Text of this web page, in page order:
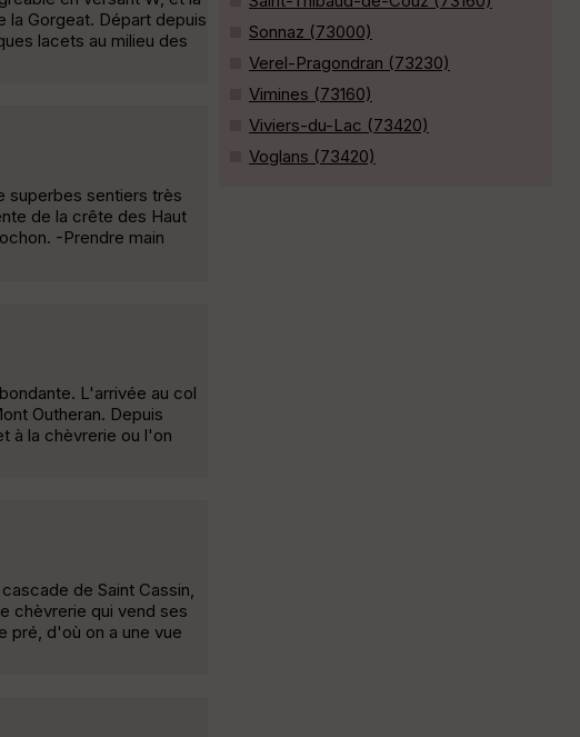
la Gorgeat. Départ depuis
lacets au milieu des
superbes sentiers très
de la crête des Haut
-Prendre main
L'arrivée au col
Outheran. Depuis
à la chèvrerie ou l'on
de Saint Cassin,
chèvrerie qui vend ses
pré, d'où on a une vue
Sonnaz (73000)
Verel-Pragondran (73230)
Vimines (73160)
Viviers-du-Lac (73420)
Voglans (73420)